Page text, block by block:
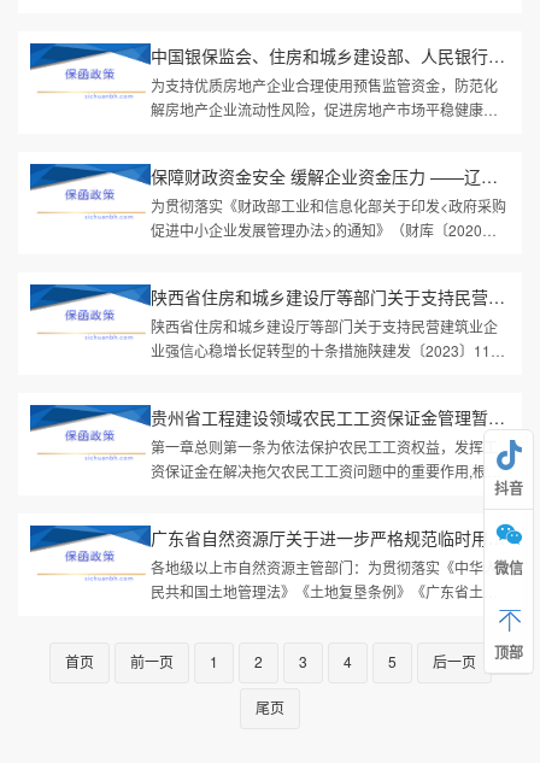
中国银保监会、住房和城乡建设部、人民银行有关部门负责人就《关...
为支持优质房地产企业合理使用预售监管资金，防范化
解房地产企业流动性风险，促进房地产市场平稳健康发
保障财政资金安全 缓解企业资金压力 ——辽宁省财政厅推行政府采...
为贯彻落实《财政部工业和信息化部关于印发<政府采购
促进中小企业发展管理办法>的通知》（财库〔2020〕
陕西省住房和城乡建设厅等部门关于支持民营建筑业企业强信心稳增...
陕西省住房和城乡建设厅等部门关于支持民营建筑业企
业强信心稳增长促转型的十条措施陕建发〔2023〕1125
贵州省工程建设领域农民工工资保证金管理暂行办法
第一章总则第一条为依法保护农民工工资权益，发挥工
资保证金在解决拖欠农民工工资问题中的重要作用,根据
《保障农民工工资支付条例》《工程建设领域农民工工
广东省自然资源厅关于进一步严格规范临时用地管理的通知
各地级以上市自然资源主管部门：为贯彻落实《中华人
民共和国土地管理法》《土地复垦条例》《广东省土地
首页
前一页 1 2 3 4 5 后一页
尾页
抖音
微信
顶部